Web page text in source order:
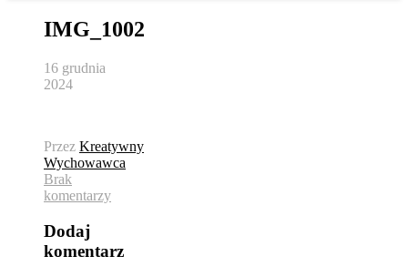
IMG_1002
16 grudnia
2024
Przez Kreatywny
Wychowawca
Brak
komentarzy
Dodaj
komentarz